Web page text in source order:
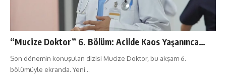
“Mucize Doktor” 6. Bölüm: Acilde Kaos Yaşanınca…
Son dönemin konuşulan dizisi Mucize Doktor, bu akşam 6.
bölümüyle ekranda. Yeni…